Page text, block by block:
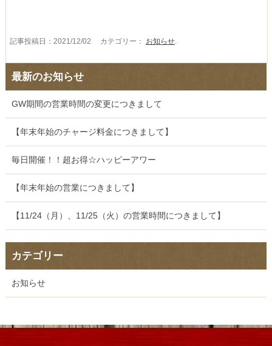
記事投稿日：2021/12/02 カテゴリー： お知らせ.
最新のお知らせ
GW期間の営業時間の変更につきまして
【年末年始のチャージ料金につきまして】
毎日開催！！超お得☆ハッピーアワー
【年末年始の営業につきまして】
【11/24（月）、11/25（火）の営業時間につきまして】
カテゴリー
お知らせ